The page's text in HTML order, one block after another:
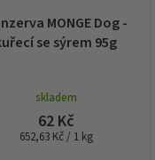
MONGE Dog -
se sýrem 95g
skladem
62 Kč
Měrná
652,63 Kč / 1 kg